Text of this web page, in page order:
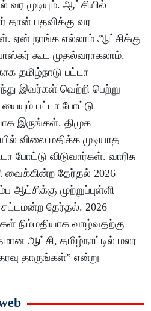
முடியும். ஆட்சியில்
தான் பதவிக்கு வர
ஏன் நாங்க எல்லாம் ஆட்சிக்கு
கூட முதல்வராகலாம்.
தமிழ்நாடு பட்டா
இவர்கள் வெற்றி பெற்று
பட்டா போட்டு
இருங்கள். திமுக
விலை மதிக்க முடியாத
விடுவார்கள். வாரிசு
வைக்கின்ற தேர்தல் 2026
ஆட்சிக்கு முற்றுப்புள்ளி
தேர்தல். 2026
நிம்மதியாக வாழ்வதற்கு
ஆட்சி, தமிழ்நாட்டில் மலர
தாருங்கள்” என்று